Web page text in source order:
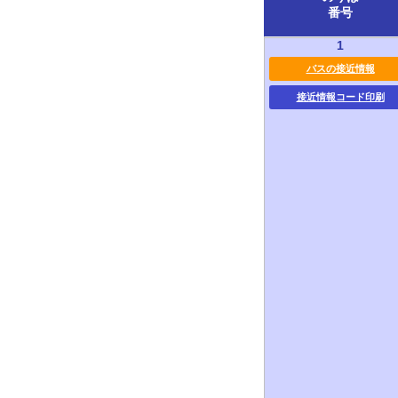
番号
1
バスの接近情報
接近情報コード印刷